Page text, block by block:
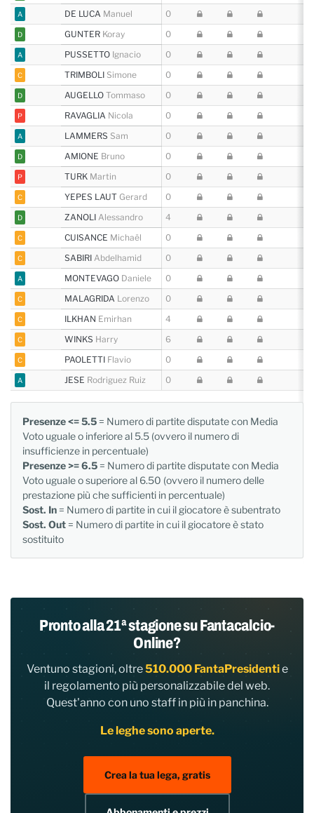
A DE LUCA Manuel 0
D GUNTER Koray 0
A PUSSETTO Ignacio 0
C TRIMBOLI Simone 0
D AUGELLOTommaso 0
P RAVAGLIA Nicola 0
A LAMMERS Sam 0
D AMIONE Bruno 0
P TURK Martin 0
C YEPES LAUT Gerard 0
D ZANOLIAlessandro 4
C CUISANCE Michaël 0
C SABIRIAbdelhamid 0
A MONTEVAGO Daniele 0
C MALAGRIDA Lorenzo 0
C ILKHAN Emirhan 4
C WINKS Harry 6
C PAOLETTI Flavio 0
A JESE Rodriguez Ruiz 0
Presenze <= 5.5 = Numero di partite disputate con Media
Voto uguale o inferiore al 5.5 (ovvero il numero di
insufficienze in percentuale)
Presenze >= 6.5 = Numero di partite disputate con Media
Voto uguale o superiore al 6.50 (ovvero il numero delle
prestazione più che sufficienti in percentuale)
Sost. In = Numero di partite in cui il giocatore è subentrato
Sost. Out = Numero di partite in cui il giocatore è stato
sostituito
Pronto alla 21ª stagione su Fantacalcio-
Online?
Ventuno stagioni, oltre510.000 FantaPresidentie
il regolamento più personalizzabile del web.
Quest'anno con uno staff in più in panchina.
Le leghe sono aperte.
Crea la tua lega, gratis